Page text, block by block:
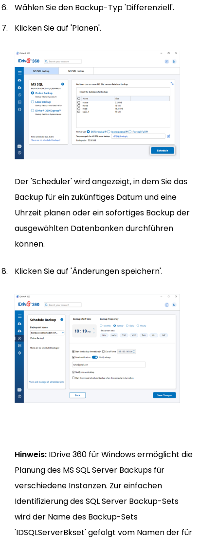
Wählen Sie den Backup-Typ 'Differenziell'.
Klicken Sie auf 'Planen'.
Der 'Scheduler' wird angezeigt, in dem Sie das
Backup für ein zukünftiges Datum und eine
Uhrzeit planen oder ein sofortiges Backup der
ausgewählten Datenbanken durchführen
können.
Klicken Sie auf 'Änderungen speichern'.
Hinweis: IDrive 360 für Windows ermöglicht die
Planung des MS SQL Server Backups für
verschiedene Instanzen. Zur einfachen
Identifizierung des SQL Server Backup-Sets
wird der Name des Backup-Sets
'IDSQLServerBkset' gefolgt vom Namen der für